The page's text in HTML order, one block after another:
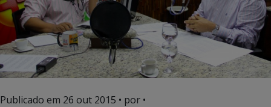
Publicado em 26 out 2015 • por •